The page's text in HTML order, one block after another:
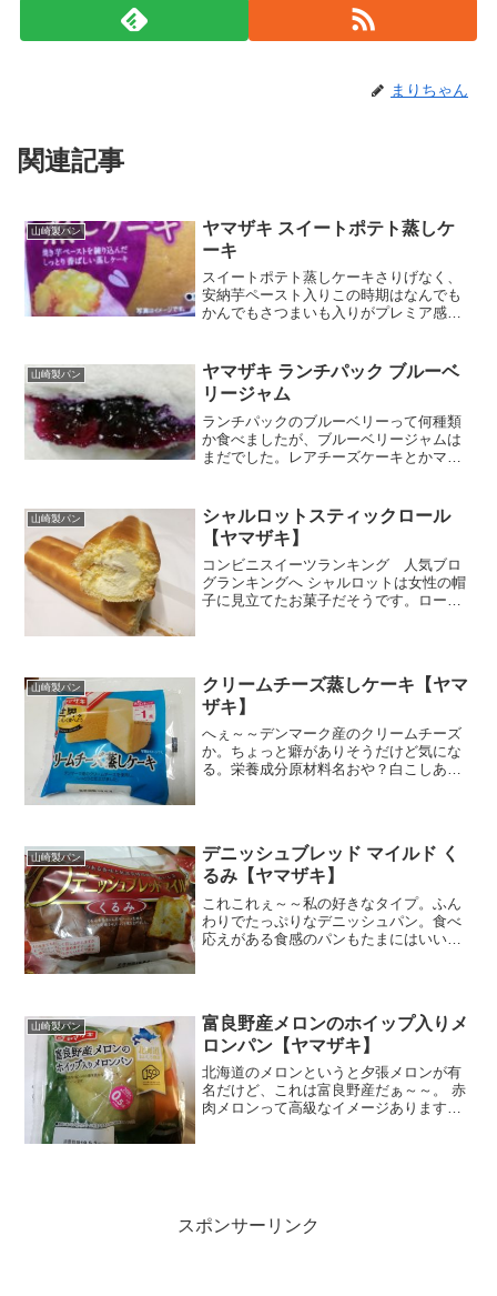
まりちゃん
関連記事
山崎製パン
ヤマザキ スイートポテト蒸しケ
ーキ
スイートポテト蒸しケーキさりげなく、
安納芋ペースト入りこの時期はなんでも
かんでもさつまいも入りがプレミア感感
紫ってのもあるけれど、ほんのり黄金色
の生地映えるなぁ。お芋の...
山崎製パン
ヤマザキ ランチパック ブルーベ
リージャム
ランチパックのブルーベリーって何種類
か食べましたが、ブルーベリージャムは
まだでした。レアチーズケーキとかマー
たりだからかなぁ～。ブルベリー自体は
大好きなので、食べてなか...
山崎製パン
シャルロットスティックロール
【ヤマザキ】
コンビニスイーツランキング 人気ブロ
グランキングへ シャルロットは女性の帽
子に見立てたお菓子だそうです。ロール
山崎製パン
クリームチーズ蒸しケーキ【ヤマ
ザキ】
へぇ～～デンマーク産のクリームチーズ
か。ちょっと癖がありそうだけど気にな
る。栄養成分原材料名おや？白こしあん
や？蒸しケーキというとパッ...
山崎製パン
デニッシュブレッド マイルド く
るみ【ヤマザキ】
これこれぇ～～私の好きなタイプ。ふん
わりでたっぷりなデニッシュパン。食べ
応えがある食感のパンもたまにはいいけ
さりあったので、どれにし...
山崎製パン
富良野産メロンのホイップ入りメ
ロンパン【ヤマザキ】
北海道のメロンというと夕張メロンが有
名だけど、これは富良野産だぁ～～。 赤
肉メロンって高級なイメージありますね
スポンサーリンク